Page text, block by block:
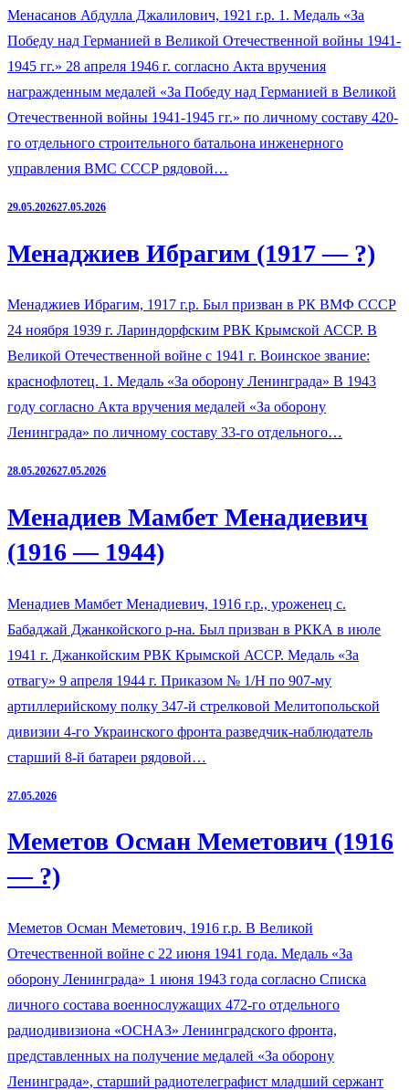
Менасанов Абдулла Джалилович, 1921 г.р. 1. Медаль «За
Победу над Германией в Великой Отечественной войны 1941-
1945 гг.» 28 апреля 1946 г. согласно Акта вручения
награжденным медалей «За Победу над Германией в Великой
Отечественной войны 1941-1945 гг.» по личному составу 420-
го отдельного строительного батальона инженерного
управления ВМС СССР рядовой…
29.05.202627.05.2026
Менаджиев Ибрагим (1917 — ?)
Менаджиев Ибрагим, 1917 г.р. Был призван в РК ВМФ СССР
24 ноября 1939 г. Лариндорфским РВК Крымской АССР. В
Великой Отечественной войне с 1941 г. Воинское звание:
краснофлотец. 1. Медаль «За оборону Ленинграда» В 1943
году согласно Акта вручения медалей «За оборону
Ленинграда» по личному составу 33-го отдельного…
28.05.202627.05.2026
Менадиев Мамбет Менадиевич
(1916 — 1944)
Менадиев Мамбет Менадиевич, 1916 г.р., уроженец с.
Бабаджай Джанкойского р-на. Был призван в РККА в июле
1941 г. Джанкойским РВК Крымской АССР. Медаль «За
отвагу» 9 апреля 1944 г. Приказом № 1/Н по 907-му
артиллерийскому полку 347-й стрелковой Мелитопольской
дивизии 4-го Украинского фронта разведчик-наблюдатель
старший 8-й батареи рядовой…
27.05.2026
Меметов Осман Меметович (1916
— ?)
Меметов Осман Меметович, 1916 г.р. В Великой
Отечественной войне с 22 июня 1941 года. Медаль «За
оборону Ленинграда» 1 июня 1943 года согласно Списка
личного состава военнослужащих 472-го отдельного
радиодивизиона «ОСНАЗ» Ленинградского фронта,
представленных на получение медалей «За оборону
Ленинграда», старший радиотелеграфист младший сержант